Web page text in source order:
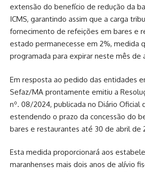
extensão do benefício de redução da
ICMS, garantindo assim que a carga
fornecimento de refeições em bares e
estado permanecesse em 2%, medida
programada para expirar neste mês de
Em resposta ao pedido das entidades
Sefaz/MA prontamente emitiu a
nº. 08/2024, publicada no Diário Oficial
estendendo o prazo da concessão do
bares e restaurantes até 30 de abril de
Esta medida proporcionará aos
maranhenses mais dois anos de alívio